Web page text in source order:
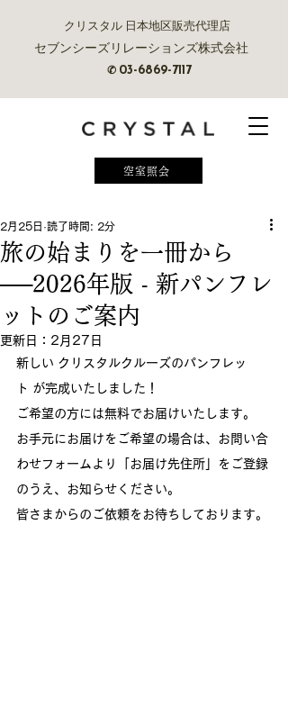
クリスタル 日本地区販売代理店
セブンシーズリレーションズ株式会社
✆ 03-6869-7117
空室照会
旅の始まりを一冊から
──2026年版 - 新パンフレ
ットのご案内
2月25日 読了時間: 2分
更新日： 2月27日
新しい クリスタルクルーズのパンフレッ
ト が完成いたしました！
ご希望の方には無料でお届けいたします。
お手元にお届けをご希望の場合は、お問い合
わせフォームより「お届け先住所」をご登録
のうえ、お知らせください。
皆さまからのご依頼をお待ちしております。